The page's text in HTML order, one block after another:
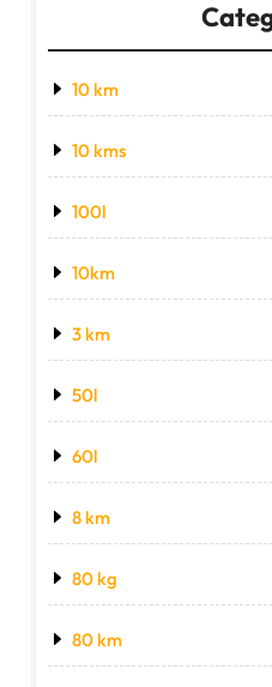
10 km
10 kms
100l
10km
3 km
50l
60l
8 km
80 kg
80 km